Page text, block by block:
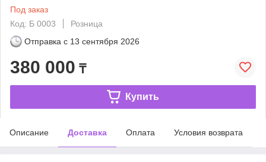
Под заказ
Код: Б 0003
Розница
Отправка с 13 сентября 2026
380 000 ₸
Купить
Описание Доставка Оплата Условия возврата